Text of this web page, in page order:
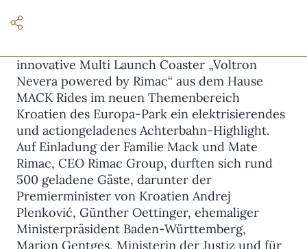
innovative Multi Launch Coaster „Voltron
Nevera powered by Rimac“ aus dem Hause
MACK Rides im neuen Themenbereich
Kroatien des Europa-Park ein elektrisierendes
und actiongeladenes Achterbahn-Highlight.
Auf Einladung der Familie Mack und Mate
Rimac, CEO Rimac Group, durften sich rund
500 geladene Gäste, darunter der
Premierminister von Kroatien Andrej
Plenković, Günther Oettinger, ehemaliger
Ministerpräsident Baden-Württemberg,
Marion Gentges, Ministerin der Justiz und für